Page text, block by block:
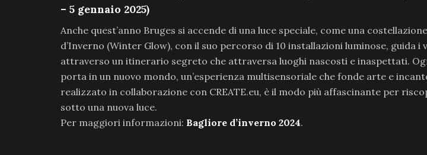
– 5 gennaio 2025)
Anche quest’anno Bruges si accende di una luce speciale, come una
d’Inverno (Winter Glow), con il suo percorso di 10 installazioni luminose, guida i
attraverso un itinerario segreto che attraversa luoghi nascosti e inaspettati.
porta in un nuovo mondo, un’esperienza multisensoriale che fonde arte e
realizzato in collaborazione con CREATE.eu, è il modo più affascinante per
sotto una nuova luce.
Per maggiori informazioni: Bagliore d’inverno 2024.